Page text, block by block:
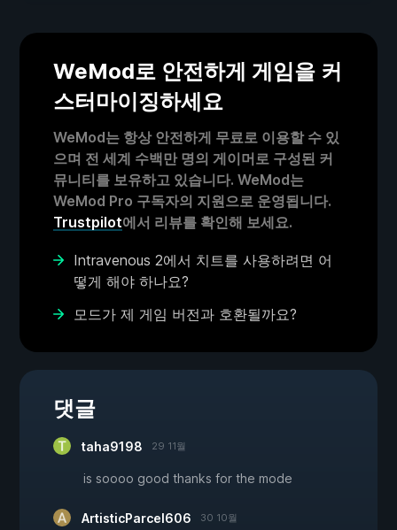
WeMod로 안전하게 게임을 커
스터마이징하세요
WeMod는 항상 안전하게 무료로 이용할 수 있
으며 전 세계 수백만 명의 게이머로 구성된 커
뮤니티를 보유하고 있습니다. WeMod는
WeMod Pro 구독자의 지원으로 운영됩니다.
Trustpilot에서 리뷰를 확인해 보세요.
Intravenous 2에서 치트를 사용하려면 어
떻게 해야 하나요?
모드가 제 게임 버전과 호환될까요?
댓글
taha9198 29 11월
is soooo good thanks for the mode
ArtisticParcel606 30 10월